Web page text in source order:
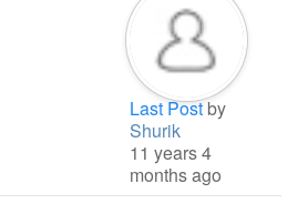
Last Postby
Shurik
11 years 4
months ago